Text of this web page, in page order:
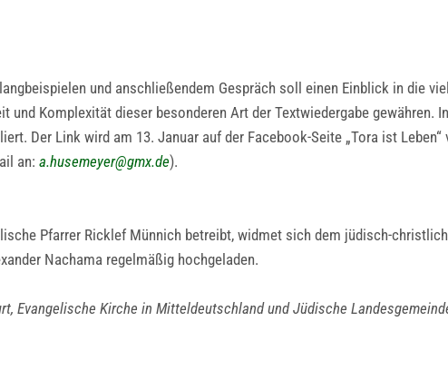
und anschließendem Gespräch soll einen Einblick in die
und Komplexität dieser besonderen Art der Textwiedergabe gewähren.
Der Link wird am 13. Januar auf der Facebook-Seite „Tora ist
an: a.husemeyer@gmx.de).
Pfarrer Ricklef Münnich betreibt, widmet sich dem jüdisch-
Nachama regelmäßig hochgeladen.
Evangelische Kirche in Mitteldeutschland und Jüdische